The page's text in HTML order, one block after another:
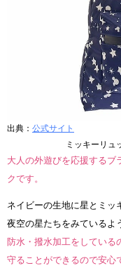
出典： 公式サイト
ミッキーリュ
大人の外遊びを応援するブ
クです。
ネイビーの生地に星とミッ
夜空の星たちをみているよ
防水・撥水加工をしている
守ることができるので安心